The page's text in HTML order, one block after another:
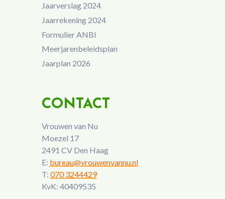
Jaarverslag 2024
Jaarrekening 2024
Formulier ANBI
Meerjarenbeleidsplan
Jaarplan 2026
CONTACT
Vrouwen van Nu
Moezel 17
2491 CV Den Haag
E: bureau@vrouwenvannu.nl
T: 070 3244429
KvK: 40409535